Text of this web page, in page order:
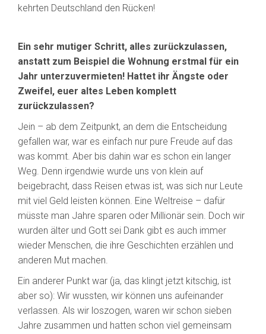
kehrten Deutschland den Rücken!
Ein sehr mutiger Schritt, alles zurückzulassen,
anstatt zum Beispiel die Wohnung erstmal für ein
Jahr unterzuvermieten! Hattet ihr Ängste oder
Zweifel, euer altes Leben komplett
zurückzulassen?
Jein – ab dem Zeitpunkt, an dem die Entscheidung
gefallen war, war es einfach nur pure Freude auf das
was kommt. Aber bis dahin war es schon ein langer
Weg. Denn irgendwie wurde uns von klein auf
beigebracht, dass Reisen etwas ist, was sich nur Leute
mit viel Geld leisten können. Eine Weltreise – dafür
müsste man Jahre sparen oder Millionär sein. Doch wir
wurden älter und Gott sei Dank gibt es auch immer
wieder Menschen, die ihre Geschichten erzählen und
anderen Mut machen.
Ein anderer Punkt war (ja, das klingt jetzt kitschig, ist
aber so): Wir wussten, wir können uns aufeinander
verlassen. Als wir loszogen, waren wir schon sieben
Jahre zusammen und hatten schon viel gemeinsam